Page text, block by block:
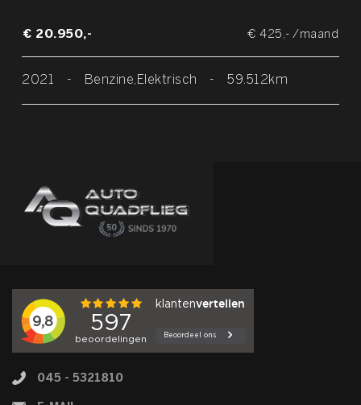
€ 20.950,- € 425,- /maand
2021 - Benzine,Elektrisch - 59.512km
045 - 5321810